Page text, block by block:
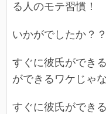
る人のモテ習慣！
いかがでしたか？？
すぐに彼氏ができ
ができるワケじゃ
すぐに彼氏ができ